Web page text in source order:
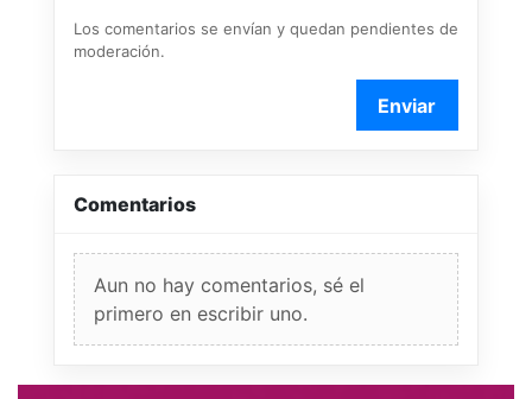
Los comentarios se envían y quedan pendientes de
moderación.
Enviar
Comentarios
Aun no hay comentarios, sé el
primero en escribir uno.